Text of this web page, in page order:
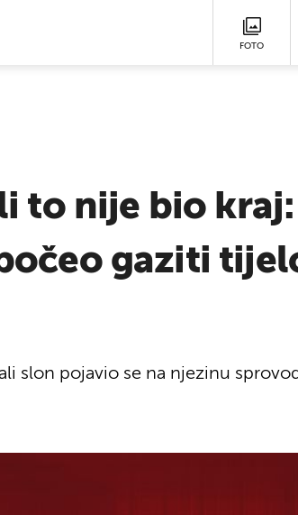
FOTO
to nije bio
gaziti
slon pojavio se na njezinu